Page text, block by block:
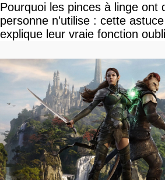
Pourquoi les pinces à linge ont
personne n'utilise : cette
explique leur vraie fonction